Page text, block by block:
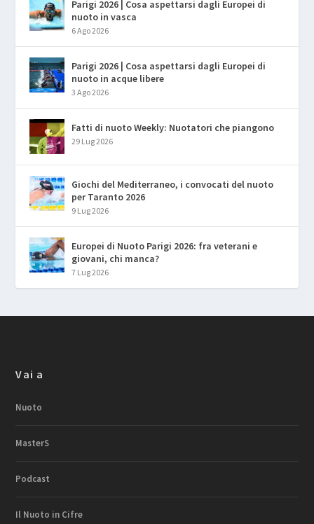
Parigi 2026 | Cosa aspettarsi dagli Europei di
nuoto in vasca
6 Ago 2026
Parigi 2026 | Cosa aspettarsi dagli Europei di
nuoto in acque libere
3 Ago 2026
Fatti di nuoto Weekly: Nuotatori che piangono
29 Lug 2026
Giochi del Mediterraneo, i convocati del nuoto
per Taranto 2026
9 Lug 2026
Europei di Nuoto Parigi 2026: fra veterani e
giovani, chi manca?
7 Lug 2026
Vai a
Nuoto
MasterS
Podcast
Il Nuoto in Cifre